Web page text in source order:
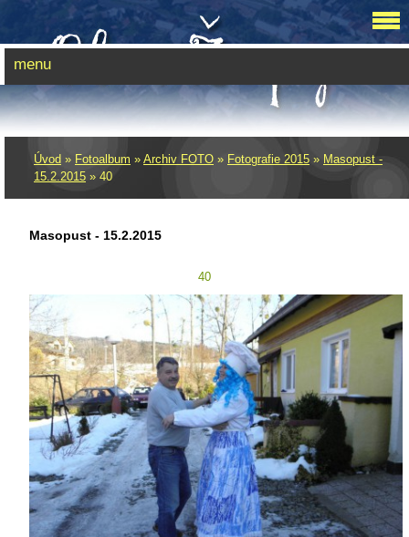
Úvod » Fotoalbum » Archiv FOTO » Fotografie 2015 » Masopust -
15.2.2015 » 40
Masopust - 15.2.2015
40
menu